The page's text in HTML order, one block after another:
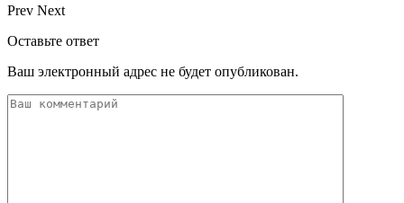
Prev Next
Оставьте ответ
Ваш электронный адрес не будет опубликован.